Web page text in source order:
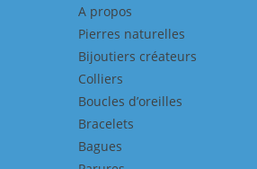
A propos
Pierres naturelles
Bijoutiers créateurs
Colliers
Boucles d’oreilles
Bracelets
Bagues